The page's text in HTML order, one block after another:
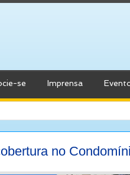
se Imprensa
no